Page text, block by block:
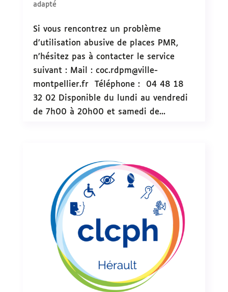
adapté
Si vous rencontrez un problème
d’utilisation abusive de places PMR,
n’hésitez pas à contacter le service
suivant : Mail : coc.rdpm@ville-
montpellier.fr Téléphone : 04 48 18
32 02 Disponible du lundi au vendredi
de 7h00 à 20h00 et samedi de...